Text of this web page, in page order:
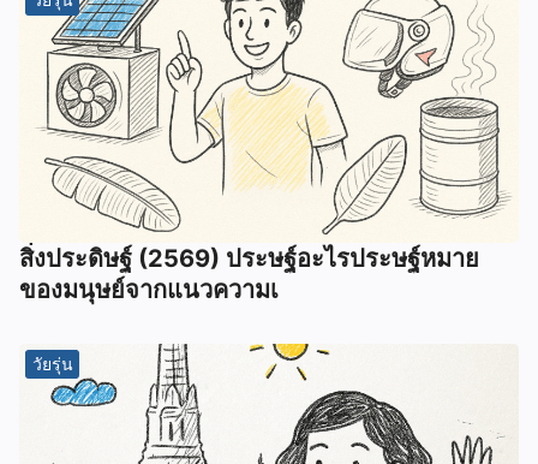
สิ่งประดิษฐ์ (2569) ประษฐ์อะไรประษฐ์หมาย
ของมนุษย์จากแนวความเ
วัยรุ่น